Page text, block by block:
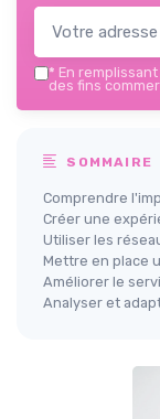
* En
des fins
SOMMAIRE
Comprendre
Créer une
Utiliser les
Mettre en place
Améliorer le
Analyser et